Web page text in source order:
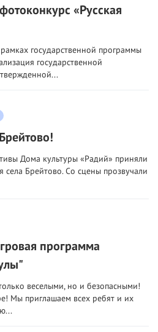
«Русская
государственной программы
государственной
Дома культуры «Радий» приняли
села Брейтово. Со сцены прозвучали
программа
веселыми, но и безопасными!
Мы приглашаем всех ребят и их